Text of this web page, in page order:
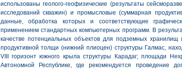
использованы геолого-геофизические (результаты
исследований скважин) и промысловые (суммарная
данные, обработка которых и соответствующие
применением стандартных компьютерных программ. В
качестве потенциальных объектов для подземных хранилищ
продуктивной толщи (нижний плиоцен) структуры Галмас,
VIII горизонт южного крыла структуры Карадаг; площади
Автономной Республике, где рекомендуется проведение